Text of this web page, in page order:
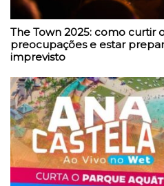
The Town 2025: como curtir
preocupações e estar
imprevisto